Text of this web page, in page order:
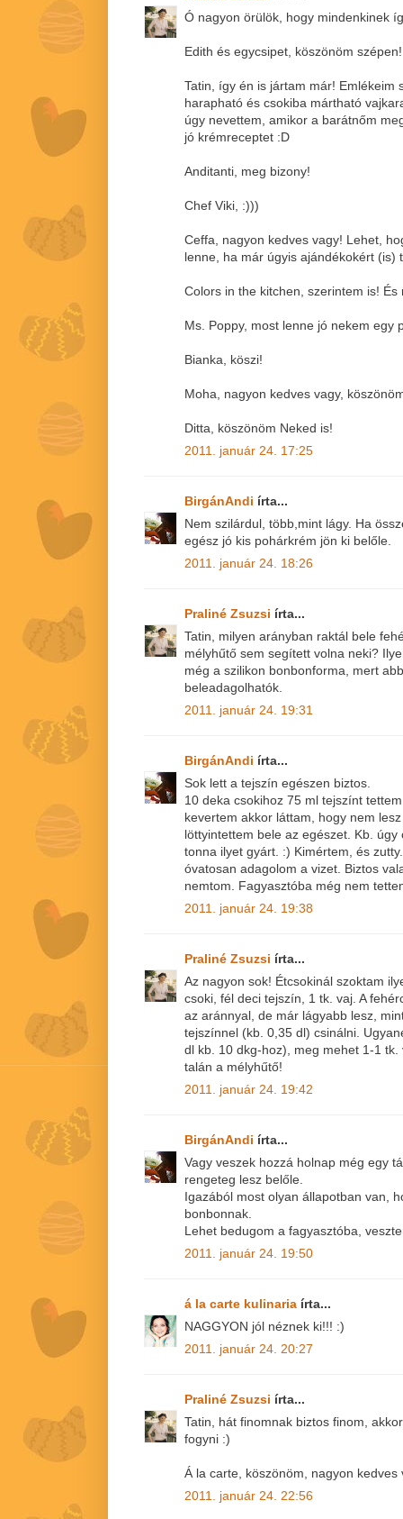
Ó nagyon örülök, hogy mindenkinek
Edith és egycsipet, köszönöm szépen!
Tatin, így én is jártam már! Emlékeim
harapható és csokiba mártható
úgy nevettem, amikor a barátnőm
jó krémreceptet :D
Anditanti, meg bizony!
Chef Viki, :)))
Ceffa, nagyon kedves vagy! Lehet,
lenne, ha már úgyis ajándékokért (is)
Colors in the kitchen, szerintem is!
Ms. Poppy, most lenne jó nekem egy
Bianka, köszi!
Moha, nagyon kedves vagy,
Ditta, köszönöm Neked is!
2011. január 24. 17:25
BirgánAndi írta...
Nem szilárdul, több,mint lágy. Ha
egész jó kis pohárkrém jön ki belőle.
2011. január 24. 18:26
Praliné Zsuzsi írta...
Tatin, milyen arányban raktál bele
mélyhűtő sem segített volna neki?
még a szilikon bonbonforma, mert
beleadagolhatók.
2011. január 24. 19:31
BirgánAndi írta...
Sok lett a tejszín egészen biztos.
10 deka csokihoz 75 ml tejszínt
kevertem akkor láttam, hogy nem
löttyintettem bele az egészet. Kb.
tonna ilyet gyárt. :) Kimértem, és
óvatosan adagolom a vizet. Biztos
nemtom. Fagyasztóba még nem
2011. január 24. 19:38
Praliné Zsuzsi írta...
Az nagyon sok! Étcsokinál szoktam
csoki, fél deci tejszín, 1 tk. vaj. A
az aránnyal, de már lágyabb lesz,
tejszínnel (kb. 0,35 dl) csinálni.
dl kb. 10 dkg-hoz), meg mehet 1-1
talán a mélyhűtő!
2011. január 24. 19:42
BirgánAndi írta...
Vagy veszek hozzá holnap még egy
rengeteg lesz belőle.
Igazából most olyan állapotban van,
bonbonnak.
Lehet bedugom a fagyasztóba,
2011. január 24. 19:50
á la carte kulinaria írta...
NAGGYON jól néznek ki!!! :)
2011. január 24. 20:27
Praliné Zsuzsi írta...
Tatin, hát finomnak biztos finom,
fogyni :)
Á la carte, köszönöm, nagyon kedves
2011. január 24. 22:56